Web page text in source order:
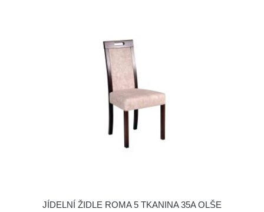
JÍDELNÍ ŽIDLE ROMA 5 TKANINA 35A OLŠE